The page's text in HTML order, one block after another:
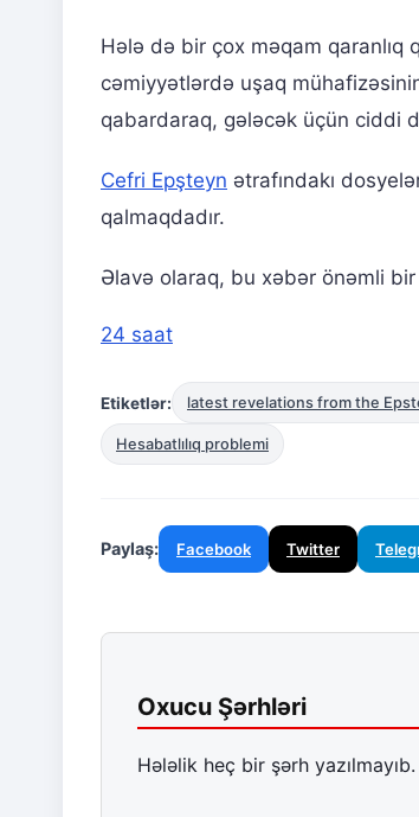
Hələ də bir çox məqam qaranlıq
cəmiyyətlərdə uşaq
qabardaraq, gələcək üçün ciddi
Cefri Epşteyn ətrafındakı
qalmaqdadır.
Əlavə olaraq, bu xəbər önəmli
24 saat
Etiketlər: latest revelations from the
Hesabatlılıq problemi
Paylaş: Facebook Twitter
Oxucu Şərhləri
Hələlik heç bir şərh